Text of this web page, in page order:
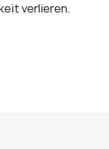
verlieren.